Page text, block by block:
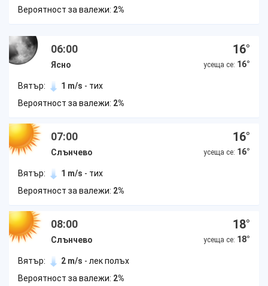
Вероятност за валежи: 2%
06:00
Ясно
16°
усеща се: 16°
Вятър: 1 m/s - тих
Вероятност за валежи: 2%
07:00
Слънчево
16°
усеща се: 16°
Вятър: 1 m/s - тих
Вероятност за валежи: 2%
08:00
Слънчево
18°
усеща се: 18°
Вятър: 2 m/s - лек полъх
Вероятност за валежи: 2%